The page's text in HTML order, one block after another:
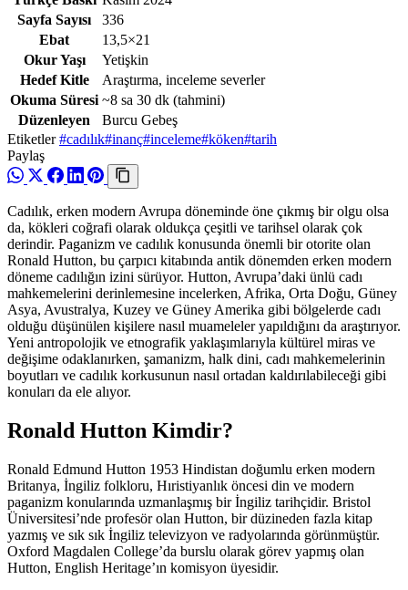
Sayfa Sayısı
336
Ebat
13,5×21
Okur Yaşı
Yetişkin
Hedef Kitle
Araştırma, inceleme severler
Okuma Süresi ~8 sa 30 dk (tahmini)
Düzenleyen
Burcu Gebeş
Etiketler #cadılık#inanç#inceleme#köken#tarih
Paylaş
Cadılık, erken modern Avrupa döneminde öne çıkmış bir olgu olsa
da, kökleri coğrafi olarak oldukça çeşitli ve tarihsel olarak çok
derindir. Paganizm ve cadılık konusunda önemli bir otorite olan
Ronald Hutton, bu çarpıcı kitabında antik dönemden erken modern
döneme cadılığın izini sürüyor. Hutton, Avrupa’daki ünlü cadı
mahkemelerini derinlemesine incelerken, Afrika, Orta Doğu, Güney
Asya, Avustralya, Kuzey ve Güney Amerika gibi bölgelerde cadı
olduğu düşünülen kişilere nasıl muameleler yapıldığını da araştırıyor.
Yeni antropolojik ve etnografik yaklaşımlarıyla kültürel miras ve
değişime odaklanırken, şamanizm, halk dini, cadı mahkemelerinin
boyutları ve cadılık korkusunun nasıl ortadan kaldırılabileceği gibi
konuları da ele alıyor.
Ronald Hutton Kimdir?
Ronald Edmund Hutton 1953 Hindistan doğumlu erken modern
Britanya, İngiliz folkloru, Hıristiyanlık öncesi din ve modern
paganizm konularında uzmanlaşmış bir İngiliz tarihçidir. Bristol
Üniversitesi’nde profesör olan Hutton, bir düzineden fazla kitap
yazmış ve sık sık İngiliz televizyon ve radyolarında görünmüştür.
Oxford Magdalen College’da burslu olarak görev yapmış olan
Hutton, English Heritage’ın komisyon üyesidir.